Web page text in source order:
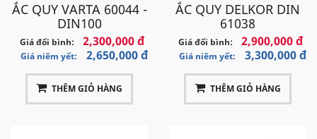
ẮC QUY VARTA 60044 -
DIN100
Giá đổi bình: 2,300,000 đ
Giá niêm yết: 2,650,000 đ
THÊM GIỎ HÀNG
ẮC QUY DELKOR DIN
61038
Giá đổi bình: 2,900,000 đ
Giá niêm yết: 3,300,000 đ
THÊM GIỎ HÀNG